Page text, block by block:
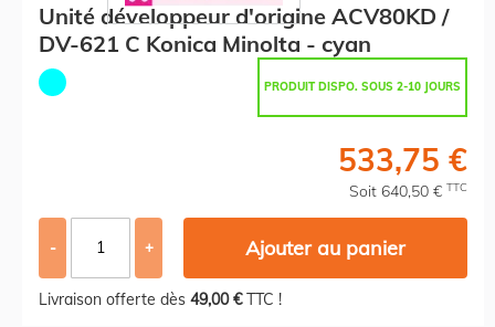
Unité développeur d'origine ACV80KD /
DV-621 C Konica Minolta - cyan
PRODUIT DISPO. SOUS 2-10 JOURS
533,75 €
Soit 640,50 € TTC
- + Ajouter au panier
Livraison offerte dès 49,00 €TTC !